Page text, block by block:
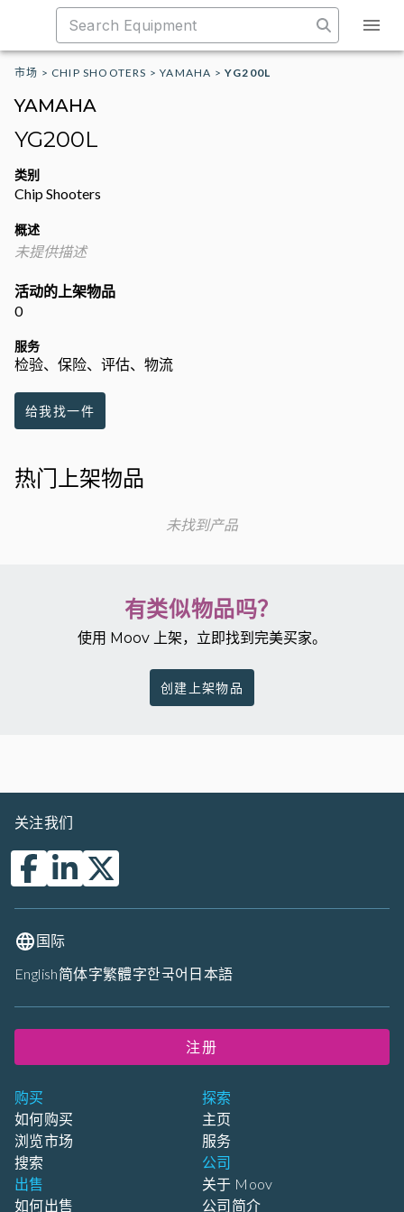
市场 > CHIP SHOOTERS >YAMAHA >YG200L
YAMAHA
YG200L
类别
Chip Shooters
概述
未提供描述
活动的上架物品
0
服务
检验、保险、评估、物流
给我找一件
热门上架物品
未找到产品
有类似物品吗？
使用 Moov 上架，立即找到完美买家。
创建上架物品
购买
如何购买
浏览市场
搜索
出售
如何出售
探索
主页
服务
公司
关于 Moov
公司简介
关注我们
国际
English简体字繁體字한국어 日本語
注册